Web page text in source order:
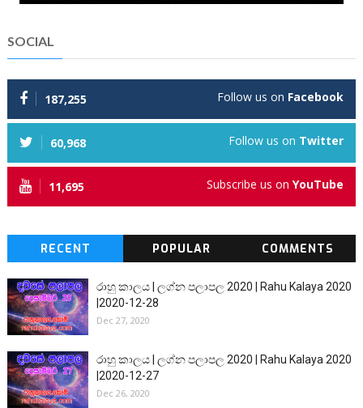
SOCIAL
187,255 Follow us on Facebook
60,968 Follow us on Twitter
11,695 Subscribe us onYouTube
RECENT POPULAR COMMENTS
රාහු කාලය | ලග්න පලාපල 2020 | Rahu Kalaya 2020
|2020-12-28
Dec 27, 2020
රාහු කාලය | ලග්න පලාපල 2020 | Rahu Kalaya 2020
|2020-12-27
Dec 26, 2020